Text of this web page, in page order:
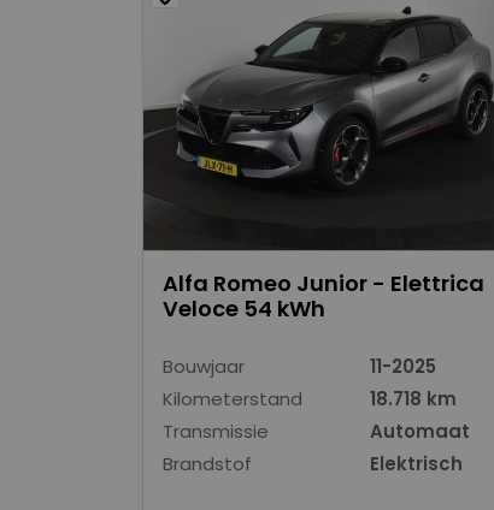
Alfa Romeo Junior - Elettrica
Veloce 54 kWh
Bouwjaar
11-2025
Kilometerstand
18.718 km
Transmissie
Automaat
Brandstof
Elektrisch